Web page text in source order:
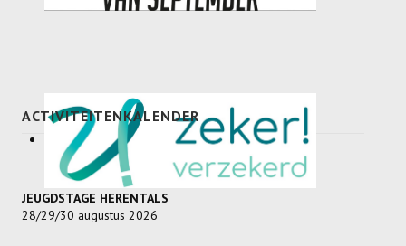
ACTIVITEITENKALENDER
JEUGDSTAGE HERENTALS
28/29/30 augustus 2026